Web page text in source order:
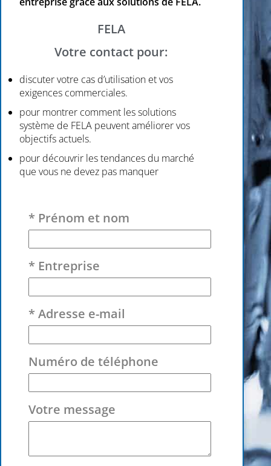
FELA
Votre contact pour:
discuter votre cas d’utilisation et vos
exigences commerciales.
pour montrer comment les solutions
système de FELA peuvent améliorer vos
objectifs actuels.
pour découvrir les tendances du marché
que vous ne devez pas manquer
* Prénom et nom
* Entreprise
* Adresse e-mail
Numéro de téléphone
Votre message